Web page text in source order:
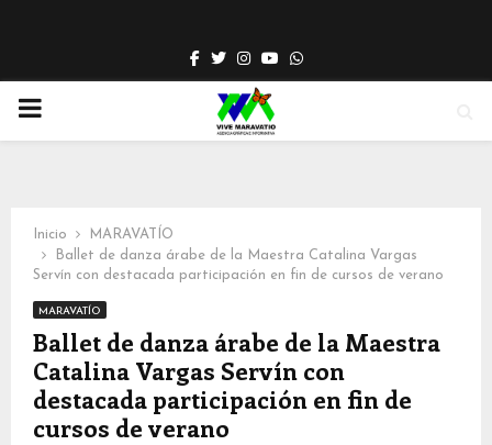
Facebook
TwitterInstagram
YoutubeWhatsapp
PRIMARY
Inicio
MARAVATÍO
Ballet de danza árabe de la Maestra Catalina Vargas
Servín con destacada participación en fin de cursos de verano
MARAVATÍO
Ballet de danza árabe de la Maestra
Catalina Vargas Servín con
destacada participación en fin de
cursos de verano